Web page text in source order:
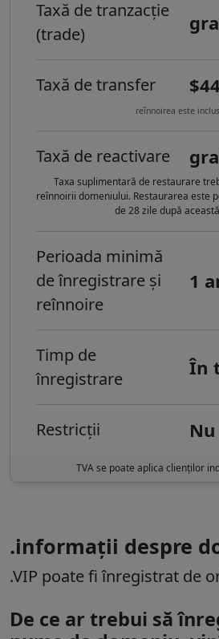
Taxă de tranzacție
(trade)
Taxă de transfer
reînnoirea este
Taxă de reactivare
Taxa suplimentară de restaurare
reînnoirii domeniului. Restaurarea este
de 28 zile după
Perioada minimă
de înregistrare și
reînnoire
1
Timp de
înregistrare
În
Restricții Nu
TVA se poate aplica clienților
.informații despre
.VIP poate fi înregistrat de
De ce ar trebui să